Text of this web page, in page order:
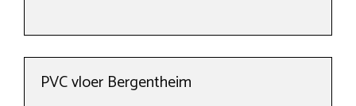
PVC vloer Bergentheim